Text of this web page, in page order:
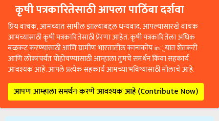
कृषी पत्रकारितेसाठी आपला पाठिंबा दर्शवा
प्रिय वाचक, आमच्यात सामील झाल्याबद्दल धन्यवाद. आपल्यासारखे वाचक
आमच्यासाठी कृषी पत्रकारितेसाठी प्रेरणा आहेत. कृषी पत्रकारितेला अधिक
बळकट करण्यासाठी आणि ग्रामीण भारतातील कानाकोप in्यात शेतकरी
आणि लोकांपर्यंत पोहोचण्यासाठी आम्हाला तुमचे समर्थन किंवा सहकार्य
आवश्यक आहे. आपले प्रत्येक सहकार्य आमच्या भविष्यासाठी मोलाचे आहे.
आपण आम्हाला समर्थन करणे आवश्यक आहे (Contribute Now)